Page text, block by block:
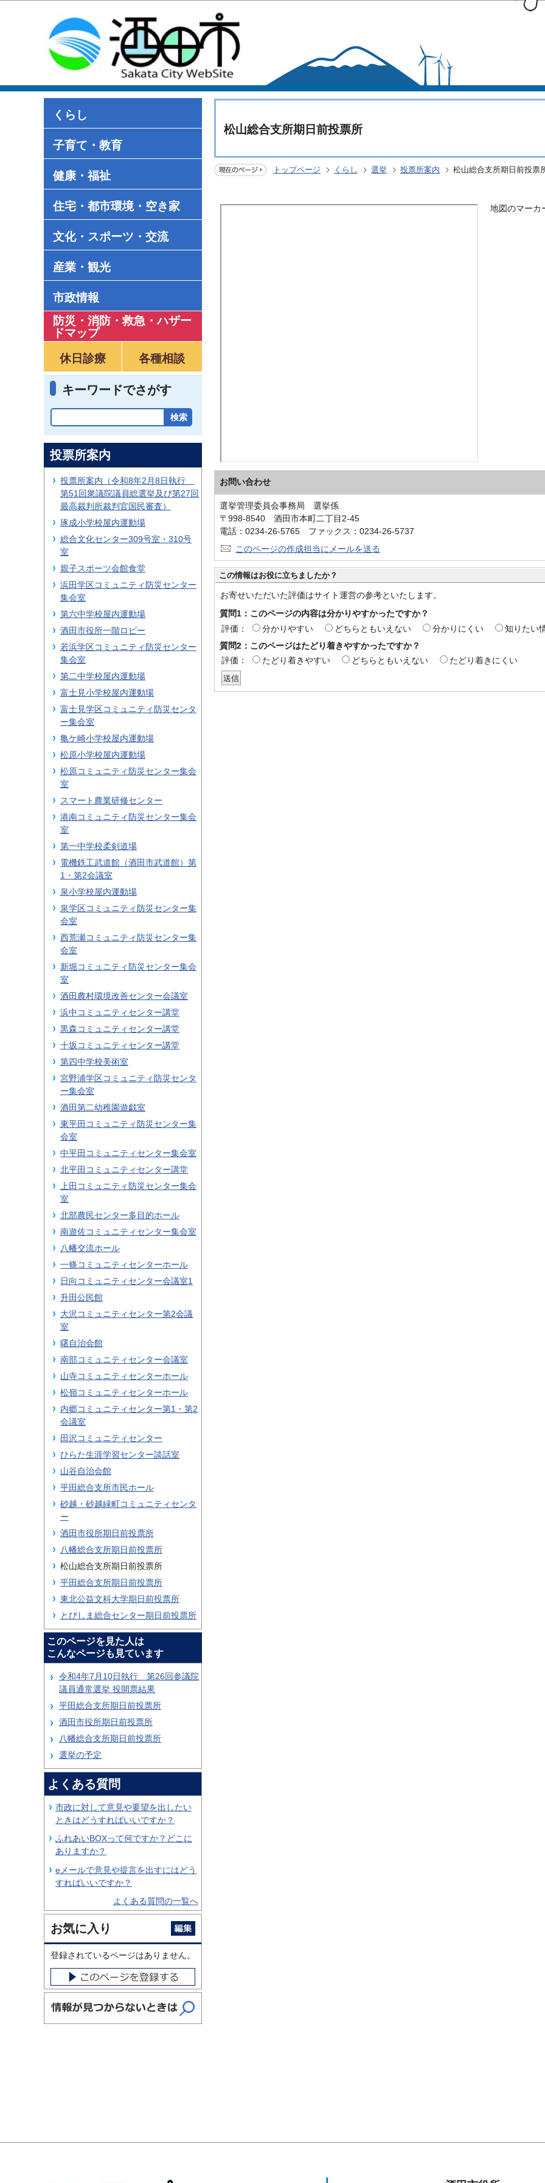
くらし
子育て・教育
健康・福祉
住宅・都市環境・空き家
文化・スポーツ・交流
産業・観光
市政情報
防災・消防・救急 ・ハザー
ドマップ
休日診療
各種相談
キーワードでさがす
松山総合支所期日前投票所
トップページ くらし 選挙 投票所案内 松山総合支所期日前投票
地図のマーカ
お問い合わせ
選挙管理委員会事務局 選挙係
〒998-8540 酒田市本町二丁目2-45
電話：0234-26-5765 ファックス：0234-26-5737
このページの作成担当にメールを送る
この情報はお役に立ちましたか？
お寄せいただいた評価はサイト運営の参考といたします。
質問1：このページの内容は分かりやすかったですか？
評価：
分かりやすい どちらともいえない 分かりにくい
知りたい
質問2：このページはたどり着きやすかったですか？
評価：
たどり着きやすい どちらともいえない たどり着きにくい
投票所案内
投票所案内（令和8年2月8日執行
第51回衆議院議員総選挙及び第27回
最高裁判所裁判官国民審査）
琢成小学校屋内運動場
総合文化センター309号室・310号
室
親子スポーツ会館食堂
浜田学区コミュニティ防災センター
集会室
第六中学校屋内運動場
酒田市役所一階ロビー
若浜学区コミュニティ防災センター
集会室
第二中学校屋内運動場
富士見小学校屋内運動場
富士見学区コミュニティ防災センタ
ー集会室
亀ケ崎小学校屋内運動場
松原小学校屋内運動場
松原コミュニティ防災センター集会
室
スマート農業研修センター
港南コミュニティ防災センター集会
室
第一中学校柔剣道場
電機鉄工武道館（酒田市武道館）第
1・第2会議室
泉小学校屋内運動場
泉学区コミュニティ防災センター集
会室
西荒瀬コミュニティ防災センター集
会室
新堀コミュニティ防災センター集会
室
酒田農村環境改善センター会議室
浜中コミュニティセンター講堂
黒森コミュニティセンター講堂
十坂コミュニティセンター講堂
第四中学校美術室
宮野浦学区コミュニティ防災センタ
ー集会室
酒田第二幼稚園遊戯室
東平田コミュニティ防災センター集
会室
中平田コミュニティセンター集会室
北平田コミュニティセンター講堂
上田コミュニティ防災センター集会
室
北部農民センター多目的ホール
南遊佐コミュニティセンター集会室
八幡交流ホール
一條コミュニティセンターホール
日向コミュニティセンター会議室1
升田公民館
大沢コミュニティセンター第2会議
室
曙自治会館
南部コミュニティセンター会議室
山寺コミュニティセンターホール
松嶺コミュニティセンターホール
内郷コミュニティセンター第1・第2
会議室
田沢コミュニティセンター
ひらた生涯学習センター談話室
山谷自治会館
平田総合支所市民ホール
砂越・砂越緑町コミュニティセンタ
ー
酒田市役所期日前投票所
八幡総合支所期日前投票所
松山総合支所期日前投票所
平田総合支所期日前投票所
東北公益文科大学期日前投票所
とびしま総合センター期日前投票所
このページを見た人は
こんなページも見ています
令和4年7月10日執行 第26回参議院
議員通常選挙 投開票結果
平田総合支所期日前投票所
酒田市役所期日前投票所
八幡総合支所期日前投票所
選挙の予定
よくある質問
市政に対して意見や要望を出したい
ときはどうすればいいですか？
ふれあいBOXって何ですか？どこに
ありますか？
eメールで意見や提言を出すにはどう
すればいいですか？
よくある質問の一覧へ
お気に入り
登録されているページはありません。